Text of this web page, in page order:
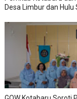
Desa Limbur dan Hulu